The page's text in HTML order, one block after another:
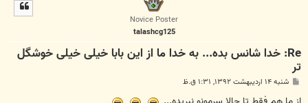
Novice Poster
talashcg125
Re: خدا شانس بده... به خدا ما از این بابا خیلی خیلی خوشگل
تر
ت
شنبه ۱۴ اردیبهشت ۱۳۹۲, ۱:۳۱ ق.ظ